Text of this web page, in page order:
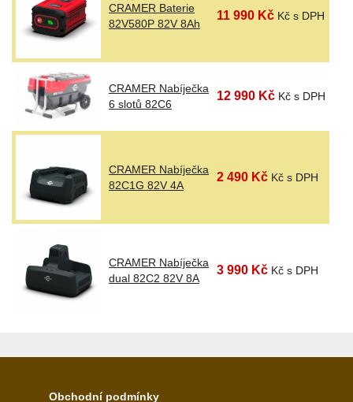
CRAMER Baterie
82V580P 82V 8Ah
11 990 Kč Kč s DPH
CRAMER Nabíječka
6 slotů 82C6
12 990 Kč Kč s DPH
CRAMER Nabíječka
82C1G 82V 4A
2 490 Kč Kč s DPH
CRAMER Nabíječka
dual 82C2 82V 8A
3 990 Kč Kč s DPH
Obchodní podmínky